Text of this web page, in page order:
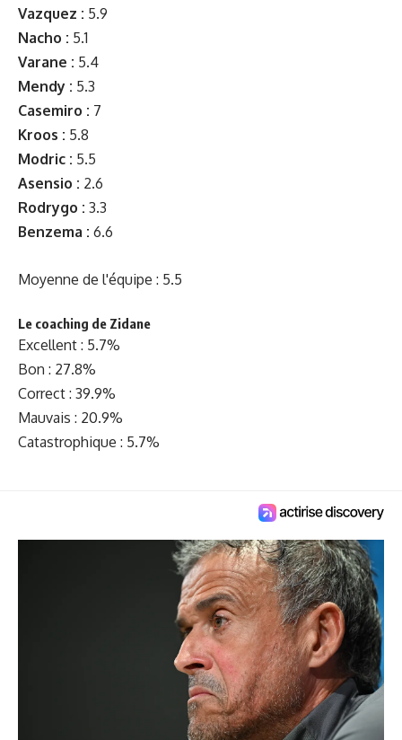
Vazquez : 5.9
Nacho : 5.1
Varane : 5.4
Mendy : 5.3
Casemiro : 7
Kroos : 5.8
Modric : 5.5
Asensio : 2.6
Rodrygo : 3.3
Benzema : 6.6
Moyenne de l'équipe : 5.5
Le coaching de Zidane
Excellent : 5.7%
Bon : 27.8%
Correct : 39.9%
Mauvais : 20.9%
Catastrophique : 5.7%